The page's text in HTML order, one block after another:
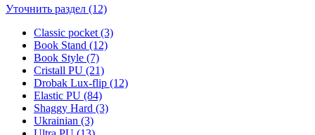
Уточнить раздел (12)
Classic pocket (3)
Book Stand (12)
Book Style (7)
Cristall PU (21)
Drobak Lux-flip (12)
Elastic PU (84)
Shaggy Hard (3)
Ukrainian (3)